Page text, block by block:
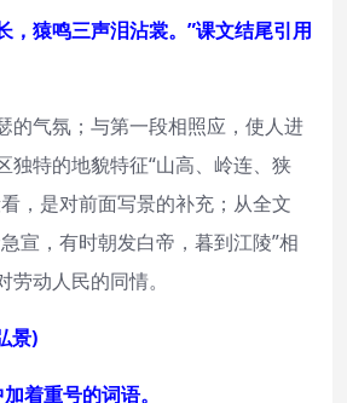
，猿鸣三声泪沾裳。”课文结尾引用
的气氛；与第一段相照应，使人进
独特的地貌特征“山高、岭连、狭
，是对前面写景的补充；从全文
宣，有时朝发白帝，暮到江陵”相
动人民的同情。
景)
着重号的词语。